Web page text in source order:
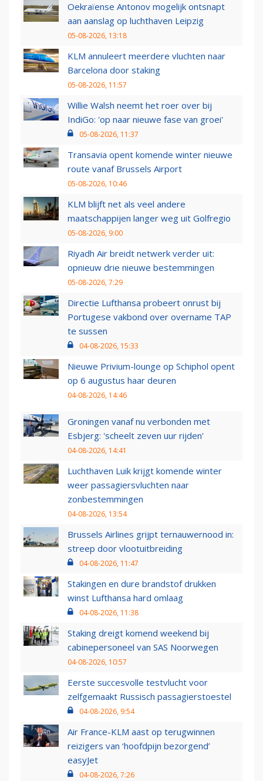
Oekraïense Antonov mogelijk ontsnapt
aan aanslag op luchthaven Leipzig
05-08-2026, 13:18
KLM annuleert meerdere vluchten naar
Barcelona door staking
05-08-2026, 11:57
Willie Walsh neemt het roer over bij
IndiGo: 'op naar nieuwe fase van groei'
05-08-2026, 11:37
Transavia opent komende winter nieuwe
route vanaf Brussels Airport
05-08-2026, 10:46
KLM blijft net als veel andere
maatschappijen langer weg uit Golfregio
05-08-2026, 9:00
Riyadh Air breidt netwerk verder uit:
opnieuw drie nieuwe bestemmingen
05-08-2026, 7:29
Directie Lufthansa probeert onrust bij
Portugese vakbond over overname TAP
te sussen
04-08-2026, 15:33
Nieuwe Privium-lounge op Schiphol opent
op 6 augustus haar deuren
04-08-2026, 14:46
Groningen vanaf nu verbonden met
Esbjerg: 'scheelt zeven uur rijden'
04-08-2026, 14:41
Luchthaven Luik krijgt komende winter
weer passagiersvluchten naar
zonbestemmingen
04-08-2026, 13:54
Brussels Airlines grijpt ternauwernood in:
streep door vlootuitbreiding
04-08-2026, 11:47
Stakingen en dure brandstof drukken
winst Lufthansa hard omlaag
04-08-2026, 11:38
Staking dreigt komend weekend bij
cabinepersoneel van SAS Noorwegen
04-08-2026, 10:57
Eerste succesvolle testvlucht voor
zelfgemaakt Russisch passagierstoestel
04-08-2026, 9:54
Air France-KLM aast op terugwinnen
reizigers van ‘hoofdpijn bezorgend’
easyJet
04-08-2026, 7:26